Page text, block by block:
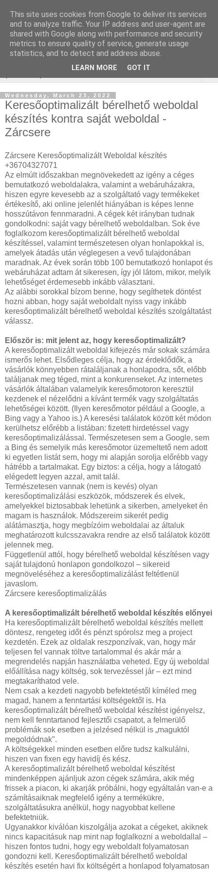
Keresőoptimalizálás :
zárcsere budapest
Wednesday, March 23, 2022
Keresőoptimalizált bérelhető weboldal
készítés kontra saját weboldal -
Zárcsere
Zárcsere Keresőoptimalizált Weboldal készítés
+36704327071
Az elmúlt időszakban megnövekedett az igény a céges
bemutatkozó weboldalakra, valamint a webáruházakra,
hiszen egyre kevesebb az a szolgáltató vagy termékeket
értékesítő, aki online jelenlét hiányában is képes lenne
hosszútávon fennmaradni. A cégek két irányban tudnak
gondolkodni: saját vagy bérelhető weboldalban. Sok éve
foglalkozom keresőoptimalizált bérelhető weboldal
készítéssel, valamint természetesen olyan honlapokkal is,
amelyek átadás után véglegesen a vevő tulajdonában
maradnak. Az évek során több 100 bemutatkozó honlapot és
webáruházat adtam át sikeresen, így jól látom, mikor, melyik
lehetőséget érdemesebb inkább választani.
Az alábbi sorokkal bízom benne, hogy segíthetek döntést
hozni abban, hogy saját weboldalt nyiss vagy inkább
keresőoptimalizált bérelhető weboldal készítés szolgáltatást
válassz.
Először is: mit jelent az, hogy keresőoptimalizált?
A keresőoptimalizált weboldal kifejezés már sokak számára
ismerős lehet. Elsődleges célja, hogy az érdeklődők, a
vásárlók könnyebben rátaláljanak a honlapodra, sőt, előbb
találjanak meg téged, mint a konkurenseket. Az internetes
vásárlók általában valamelyik keresőmotoron keresztül
kezdenek el nézelődni a kívánt termék vagy szolgáltatás
lehetőségei között. (Ilyen keresőmotor például a Google, a
Bing vagy a Yahoo is.) A keresési találatok között két módon
kerülhetsz előrébb a listában: fizetett hirdetéssel vagy
keresőoptimalizálással. Természetesen sem a Google, sem
a Bing és semelyik más keresőmotor üzemeltető nem adott
ki egyetlen listát sem, hogy mi alapján sorolja előrébb vagy
hátrébb a tartalmakat. Egy biztos: a célja, hogy a látogató
elégedett legyen azzal, amit talál.
Természetesen vannak (nem is kevés) olyan
keresőoptimalizálási eszközök, módszerek és elvek,
amelyekkel biztosabbak lehetünk a sikerben, amelyeket én
magam is használok. Módszereim sikerét pedig
alátámasztja, hogy megbízóim weboldalai az általuk
meghatározott kulcsszavakra rendre az első találatok között
jelennek meg.
Függetlenül attól, hogy bérelhető weboldal készítésen vagy
saját tulajdonú honlapon gondolkozol – sikereid
megnöveléséhez a keresőoptimalizálást feltétlenül
javaslom.
Zárcsere keresőoptimalizálás
A keresőoptimalizált bérelhető weboldal készítés előnyei
Ha keresőoptimalizált bérelhető weboldal készítés mellett
döntesz, rengeteg időt és pénzt spórolsz meg a project
kezdetén. Ezek az oldalak reszponzívak, van, hogy már
teljesen fel vannak töltve tartalommal és akár már a
megrendelés napján használatba veheted. Egy új weboldal
előállítása nagy költség, sok tervezéssel jár – ezt mind
megtakaríthatod vele.
Nem csak a kezdeti nagyobb befektetéstől kíméled meg
magad, hanem a fenntartási költségektől is. Ha
keresőoptimalizált bérelhető weboldal készítést igényelsz,
nem kell fenntartanod fejlesztői csapatot, a felmerülő
problémák sok esetben a jelzésed nélkül is „maguktól
megoldódnak".
A költségekkel minden esetben előre tudsz kalkulálni,
hiszen van fixen egy havidíj és kész.
A keresőoptimalizált bérelhető weboldal készítést
mindenképpen ajánljuk azon cégek számára, akik még
frissek a piacon, ki akarják próbálni, hogy egyáltalán van-e a
számításaiknak megfelelő igény a termékükre,
szolgáltatásukra anélkül, hogy nagyobbat kellene
befektetniük.
Ugyanakkor kiválóan kiszolgálja azokat a cégeket, akiknek
nincs kapacitásuk nap mint nap foglalkozni a weboldallal –
hiszen fontos tudni, hogy egy weboldalt folyamatosan
gondozni kell. Keresőoptimalizált bérelhető weboldal
készítés esetén havi fix költségért a honlapod folyamatosan
This site uses cookies from Google to deliver its services
and to analyze traffic. Your IP address and user-agent are
shared with Google along with performance and security
metrics to ensure quality of service, generate usage
statistics, and to detect and address abuse.
LEARN MORE GOT IT